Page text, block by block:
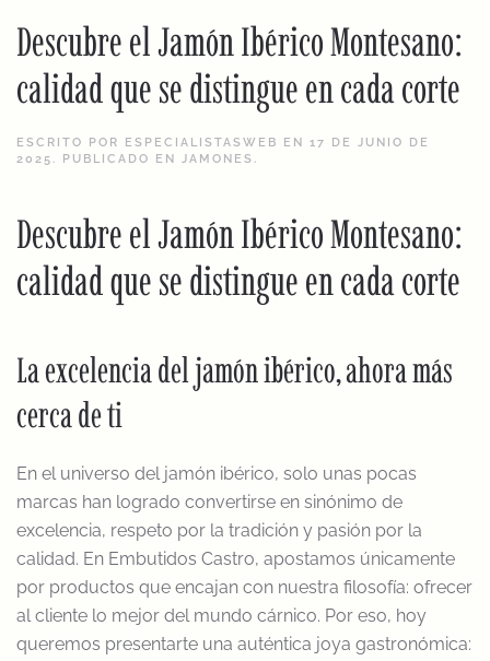
Descubre el Jamón Ibérico Montesano:
calidad que se distingue en cada corte
ESCRITO POR ESPECIALISTASWEB EN 17 DE JUNIO DE
2025. PUBLICADO EN JAMONES.
Descubre el Jamón Ibérico Montesano:
calidad que se distingue en cada corte
La excelencia del jamón ibérico, ahora más
cerca de ti
En el universo del jamón ibérico, solo unas pocas
marcas han logrado convertirse en sinónimo de
excelencia, respeto por la tradición y pasión por la
calidad. En Embutidos Castro, apostamos únicamente
por productos que encajan con nuestra filosofía: ofrecer
al cliente lo mejor del mundo cárnico. Por eso, hoy
queremos presentarte una auténtica joya gastronómica: